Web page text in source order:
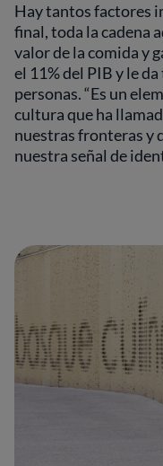
Hay tantos factores
final, toda la cadena
valor de la comida y
el 11% del PIB y le
personas. “Es un
cultura que ha
nuestras fronteras y
nuestra señal de